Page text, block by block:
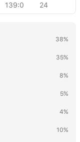
139:0 24
38%
35%
8%
5%
4%
10%